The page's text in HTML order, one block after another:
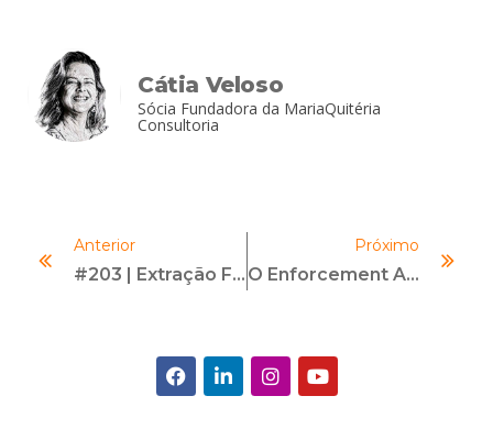
Cátia Veloso
Sócia Fundadora da MariaQuitéria
Consultoria
Anterior
#203 | Extração Forense De Dados Móveis – Possibilidades E Limites | Com José Mariano E Domingo Montanaro
Próximo
O Enforcement Anticorrupção Diminuiu? Os Dados Da CGU Mostram Outro Cenário